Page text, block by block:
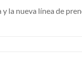
la nueva línea de